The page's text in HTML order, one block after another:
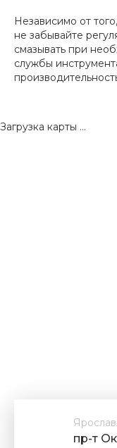
Независимо от
не забывайте
смазывать при
службы
Загрузка карты ...
пр-т